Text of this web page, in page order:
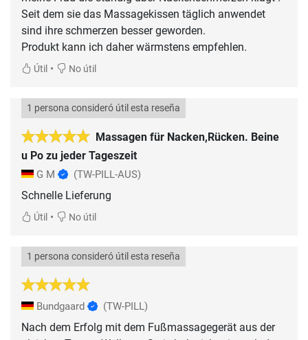
Seit dem sie das Massagekissen täglich anwendet
sind ihre schmerzen besser geworden.
Produkt kann ich daher wärmstens empfehlen.
Útil • No útil
Massagen für Nacken,Rücken. Beine
u Po zu jeder Tageszeit
1 persona consideró útil esta reseña
G M (TW-PILL-AUS)
Schnelle Lieferung
Útil • No útil
1 persona consideró útil esta reseña
Bundgaard (TW-PILL)
Nach dem Erfolg mit dem Fußmassagegerät aus der